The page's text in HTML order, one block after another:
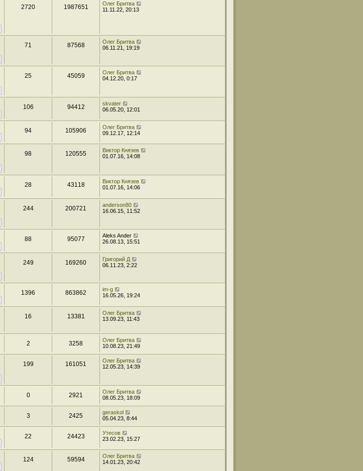
2720 1987651
Олег Бритва
11.11.22, 20:13
71 87568
Олег Бритва
06.11.21, 19:19
25 45059
Олег Бритва
04.12.20, 0:17
106 94412
skvater
06.05.20, 12:01
94 105906
Олег Бритва
09.12.17, 12:14
98 120555
Виктор Князев
01.07.16, 14:08
28 43118
Виктор Князев
01.07.16, 14:06
244 200721
anderson80
16.06.15, 11:52
88 95077
Aleks Ander
26.08.13, 15:51
249 169260
Григорий Д
06.11.23, 2:22
1396 863862
im-g
16.05.26, 19:24
16 13381
Олег Бритва
13.09.23, 11:43
2 3258
Олег Бритва
10.08.23, 21:49
199 161051
Олег Бритва
12.05.23, 14:39
0 2921
Олег Бритва
08.05.23, 18:09
3 2425
geraskol
05.04.23, 8:44
22 24423
Утесов
23.02.23, 15:27
124 59594
Олег Бритва
14.01.23, 20:42